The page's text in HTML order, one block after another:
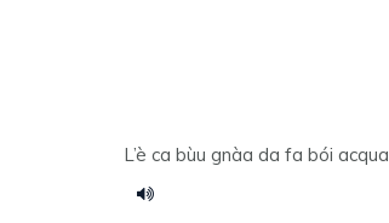
L’è ca bùu gnàa da fa bói acqua